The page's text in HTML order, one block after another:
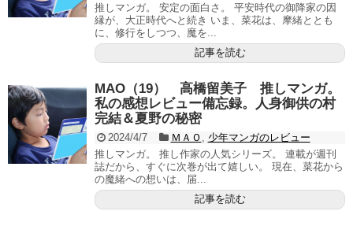
推しマンガ。 安定の面白さ。 平安時代の御降家の因
縁が、大正時代へと続き いま、菜花は、摩緒ととも
に、修行をしつつ、魔を...
記事を読む
MAO（19） 高橋留美子 推しマンガ。
私の感想レビュー備忘録。人身御供の村
完結＆夏野の秘密
2024/4/7 ＭＡＯ
少年マンガのレビュー
推しマンガ。 推し作家の人気シリーズ。 連載が週刊
誌だから、すぐに次巻が出て嬉しい。 現在、菜花から
の魔緒への想いは、届...
記事を読む